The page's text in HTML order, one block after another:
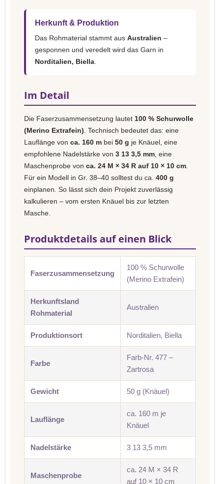
Herkunft & Produktion
Das Rohmaterial stammt aus Australien –
gesponnen und veredelt wird das Garn in
Norditalien, Biella
Im Detail
Die Faserzusammensetzung lautet 100 % Schurwolle
(Merino Extrafein) . Technisch bedeutet das: eine
Lauflänge von ca. 160 m bei 50 g je Knäuel, eine
empfohlene Nadelstärke von 3 13 3,5 mm , eine
Maschenprobe von ca. 24 M × 34 R auf 10 × 10 cm
Für ein Modell in Gr. 38–40 solltest du ca. 400 g
einplanen. So lässt sich dein Projekt zuverlässig
kalkulieren – vom ersten Knäuel bis zur letzten
Masche.
Produktdetails auf einen Blick
Faserzusammensetzung
100 % Schurwolle
(Merino Extrafein)
Herkunftsland
Rohmaterial
Australien
Produktionsort Norditalien, Biella
Farbe
Farb-Nr. 477 –
Zartrosa
Gewicht 50 g (Knäuel)
Lauflänge
ca. 160 m je
Knäuel
Nadelstärke 3 13 3,5 mm
Maschenprobe
ca. 24 M × 34 R
auf 10 × 10 cm